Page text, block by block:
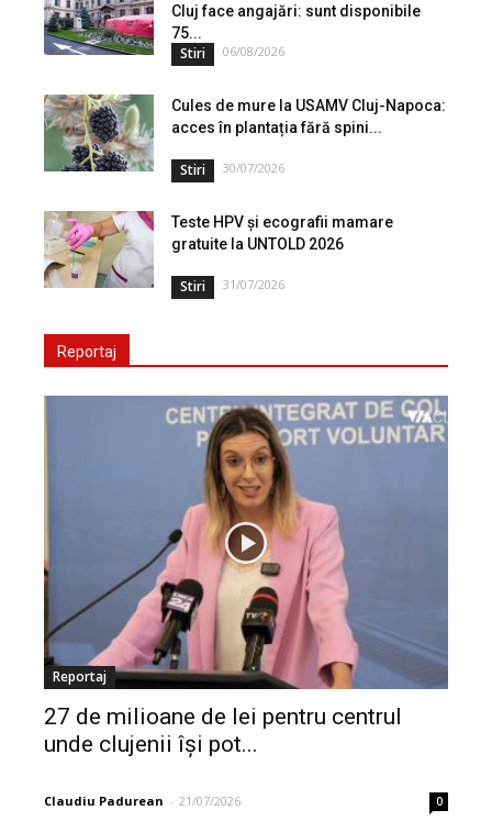
Cluj face angajări: sunt disponibile
75...
Stiri 06/08/2026
Cules de mure la USAMV Cluj-Napoca:
acces în plantația fără spini...
Stiri 30/07/2026
Teste HPV și ecografii mamare
gratuite la UNTOLD 2026
Stiri 31/07/2026
Reportaj
Reportaj
27 de milioane de lei pentru centrul
unde clujenii își pot...
Claudiu Padurean - 21/07/2026 0